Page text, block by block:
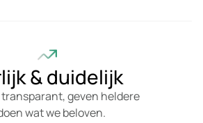
& duidelijk
geven heldere
wat we beloven.